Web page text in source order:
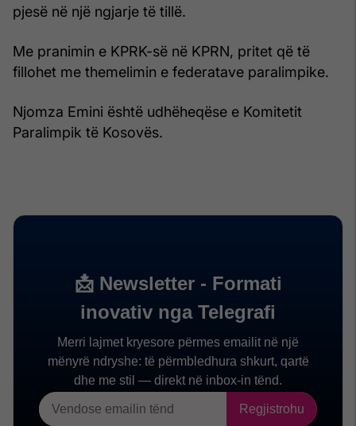
pjesë në një ngjarje të tillë.
Me pranimin e KPRK-së në KPRN, pritet që të
fillohet me themelimin e federatave paralimpike.
Njomza Emini është udhëheqëse e Komitetit
Paralimpik të Kosovës.